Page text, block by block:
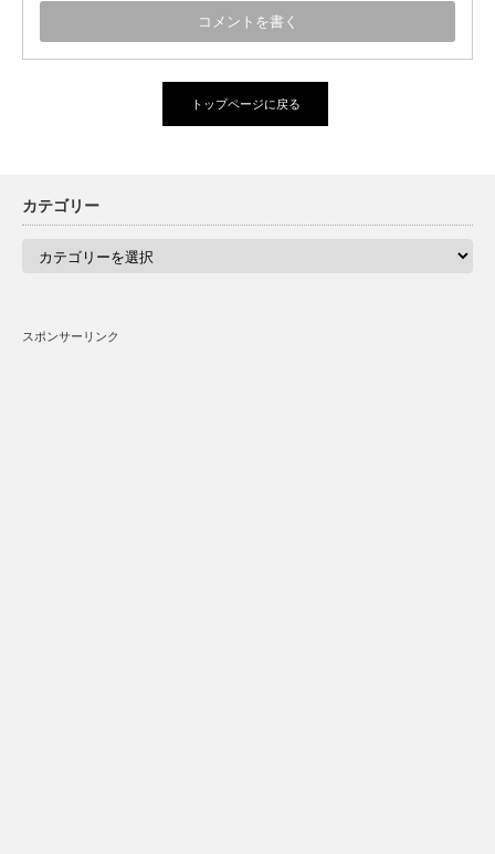
トップページに戻る
カテゴリー
スポンサーリンク